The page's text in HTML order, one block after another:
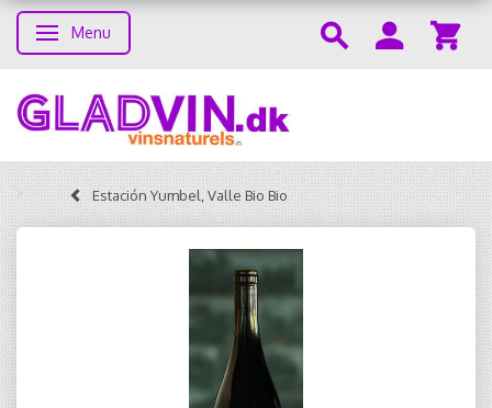
Skifte navigation
Menu
Estación Yumbel, Valle Bio Bio